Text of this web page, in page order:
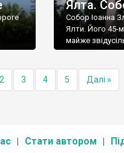
Ялта.
Собор Іоанна
Ялти. Його 45-
майже
2 3 4 5 Далі »
Стати автором